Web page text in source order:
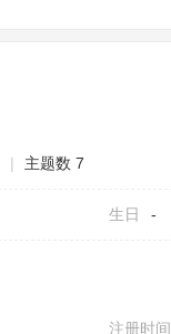
| 主题数 7
生日 -
注册时间